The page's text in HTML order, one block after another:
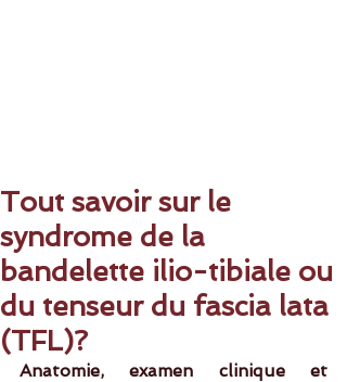
Tout savoir sur le
syndrome de la
bandelette ilio-tibiale ou
du tenseur du fascia lata
(TFL)?
Anatomie, examen clinique et